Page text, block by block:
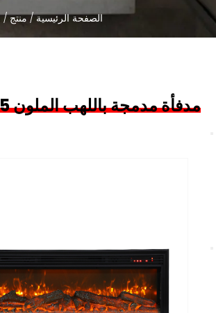
الصفحة الرئيسية/منتج/
مدفأة مدمجة باللهب الملون 125 سم